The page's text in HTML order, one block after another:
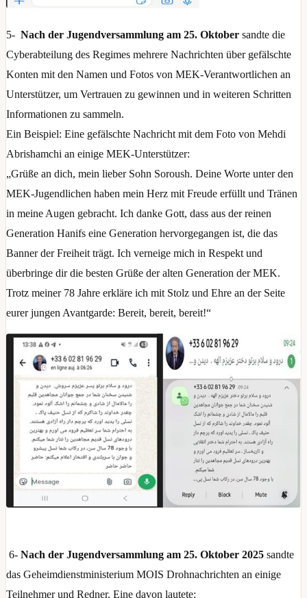
5- Nach der Jugendversammlung am 25. Oktober sandte die
Cyberabteilung des Regimes mehrere Nachrichten über gefälschte
Konten mit den Namen und Fotos von MEK-Verantwortlichen an
Unterstützer, um Vertrauen zu gewinnen und in weiteren Schritten
Informationen zu sammeln.
Ein Beispiel: Eine gefälschte Nachricht mit dem Foto von Mehdi
Abrishamchi an einige MEK-Unterstützer:
„Grüße an dich, mein lieber Sohn Soroush. Deine Worte unter den
MEK-Jugendlichen haben mein Herz mit Freude erfüllt und Tränen
in meine Augen gebracht. Ich danke Gott, dass aus der reinen
Generation Hanifs eine Generation hervorgegangen ist, die das
Banner der Freiheit trägt. Ich verneige mich in Respekt und
überbringe dir die besten Grüße der alten Generation der MEK.
Trotz meiner 78 Jahre erkläre ich mit Stolz und Ehre an der Seite
eurer jungen Avantgarde: Bereit, bereit, bereit!“
6- Nach der Jugendversammlung am 25. Oktober 2025 sandte
das Geheimdienstministerium MOIS Drohnachrichten an einige
Teilnehmer und Redner. Eine davon lautete: